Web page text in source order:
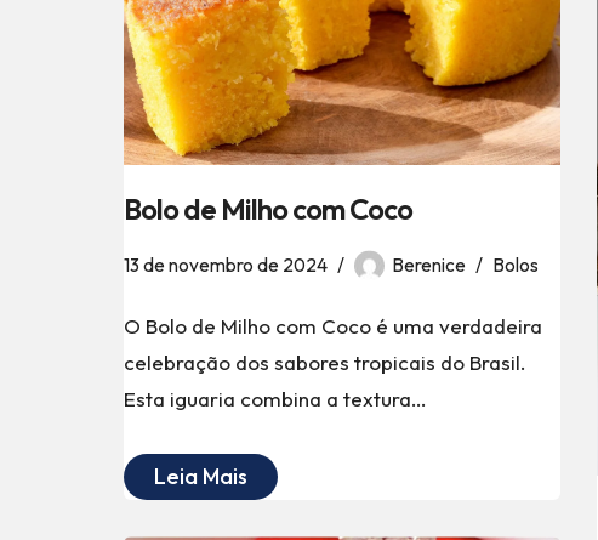
Bolo de Milho com Coco
13 de novembro de 2024 Berenice Bolos
O Bolo de Milho com Coco é uma verdadeira
celebração dos sabores tropicais do Brasil.
Esta iguaria combina a textura…
Leia Mais